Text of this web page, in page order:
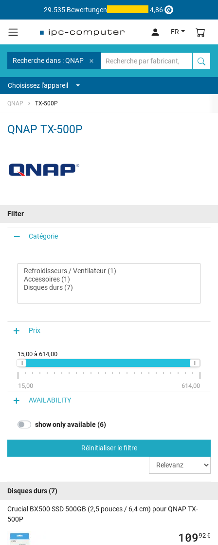
29.535 Bewertungen 4,86
FR
Recherche dans : QNAP
Choisissez l'appareil
QNAP TX-500P
QNAP TX-500P
Filter
Catégorie
Prix
15,00 à 614,00
15,00 614,00
AVAILABILITY
show only available (6)
Réinitialiser le filtre
Disques durs(7)
Crucial BX500 SSD 500GB (2,5 pouces / 6,4 cm) pour QNAP TX-
500P
10992€